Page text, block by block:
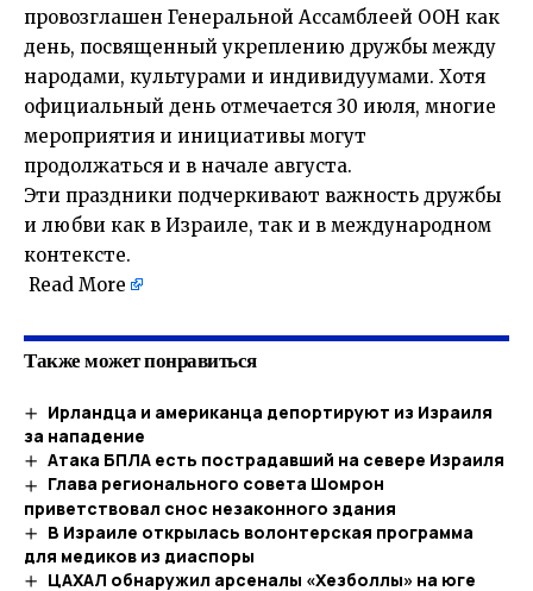
провозглашен Генеральной Ассамблеей ООН как
день, посвященный укреплению дружбы между
народами, культурами и индивидуумами. Хотя
официальный день отмечается 30 июля, многие
мероприятия и инициативы могут
продолжаться и в начале августа.
Эти праздники подчеркивают важность дружбы
и любви как в Израиле, так и в международном
контексте.
Read More
Также может понравиться
Ирландца и американца депортируют из Израиля
за нападение
Атака БПЛА есть пострадавший на севере Израиля
Глава регионального совета Шомрон
приветствовал снос незаконного здания
В Израиле открылась волонтерская программа
для медиков из диаспоры
ЦАХАЛ обнаружил арсеналы «Хезболлы» на юге